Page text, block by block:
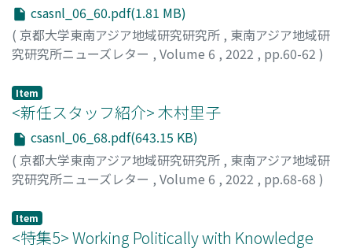
csasnl_06_60.pdf(1.81 MB)
( 京都大学東南アジア地域研究研究所 , 東南アジア地域研
究研究所ニューズレター , Volume 6 , 2022 , pp.60-62 )
Item
<新任スタッフ紹介> 木村里子
csasnl_06_68.pdf(643.15 KB)
( 京都大学東南アジア地域研究研究所 , 東南アジア地域研
究研究所ニューズレター , Volume 6 , 2022 , pp.68-68 )
Item
<特集5> Working Politically with Knowledge